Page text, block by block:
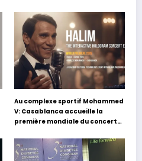
Au complexe sportif Mohammed
V: Casablanca accueille la
première mondiale du concert